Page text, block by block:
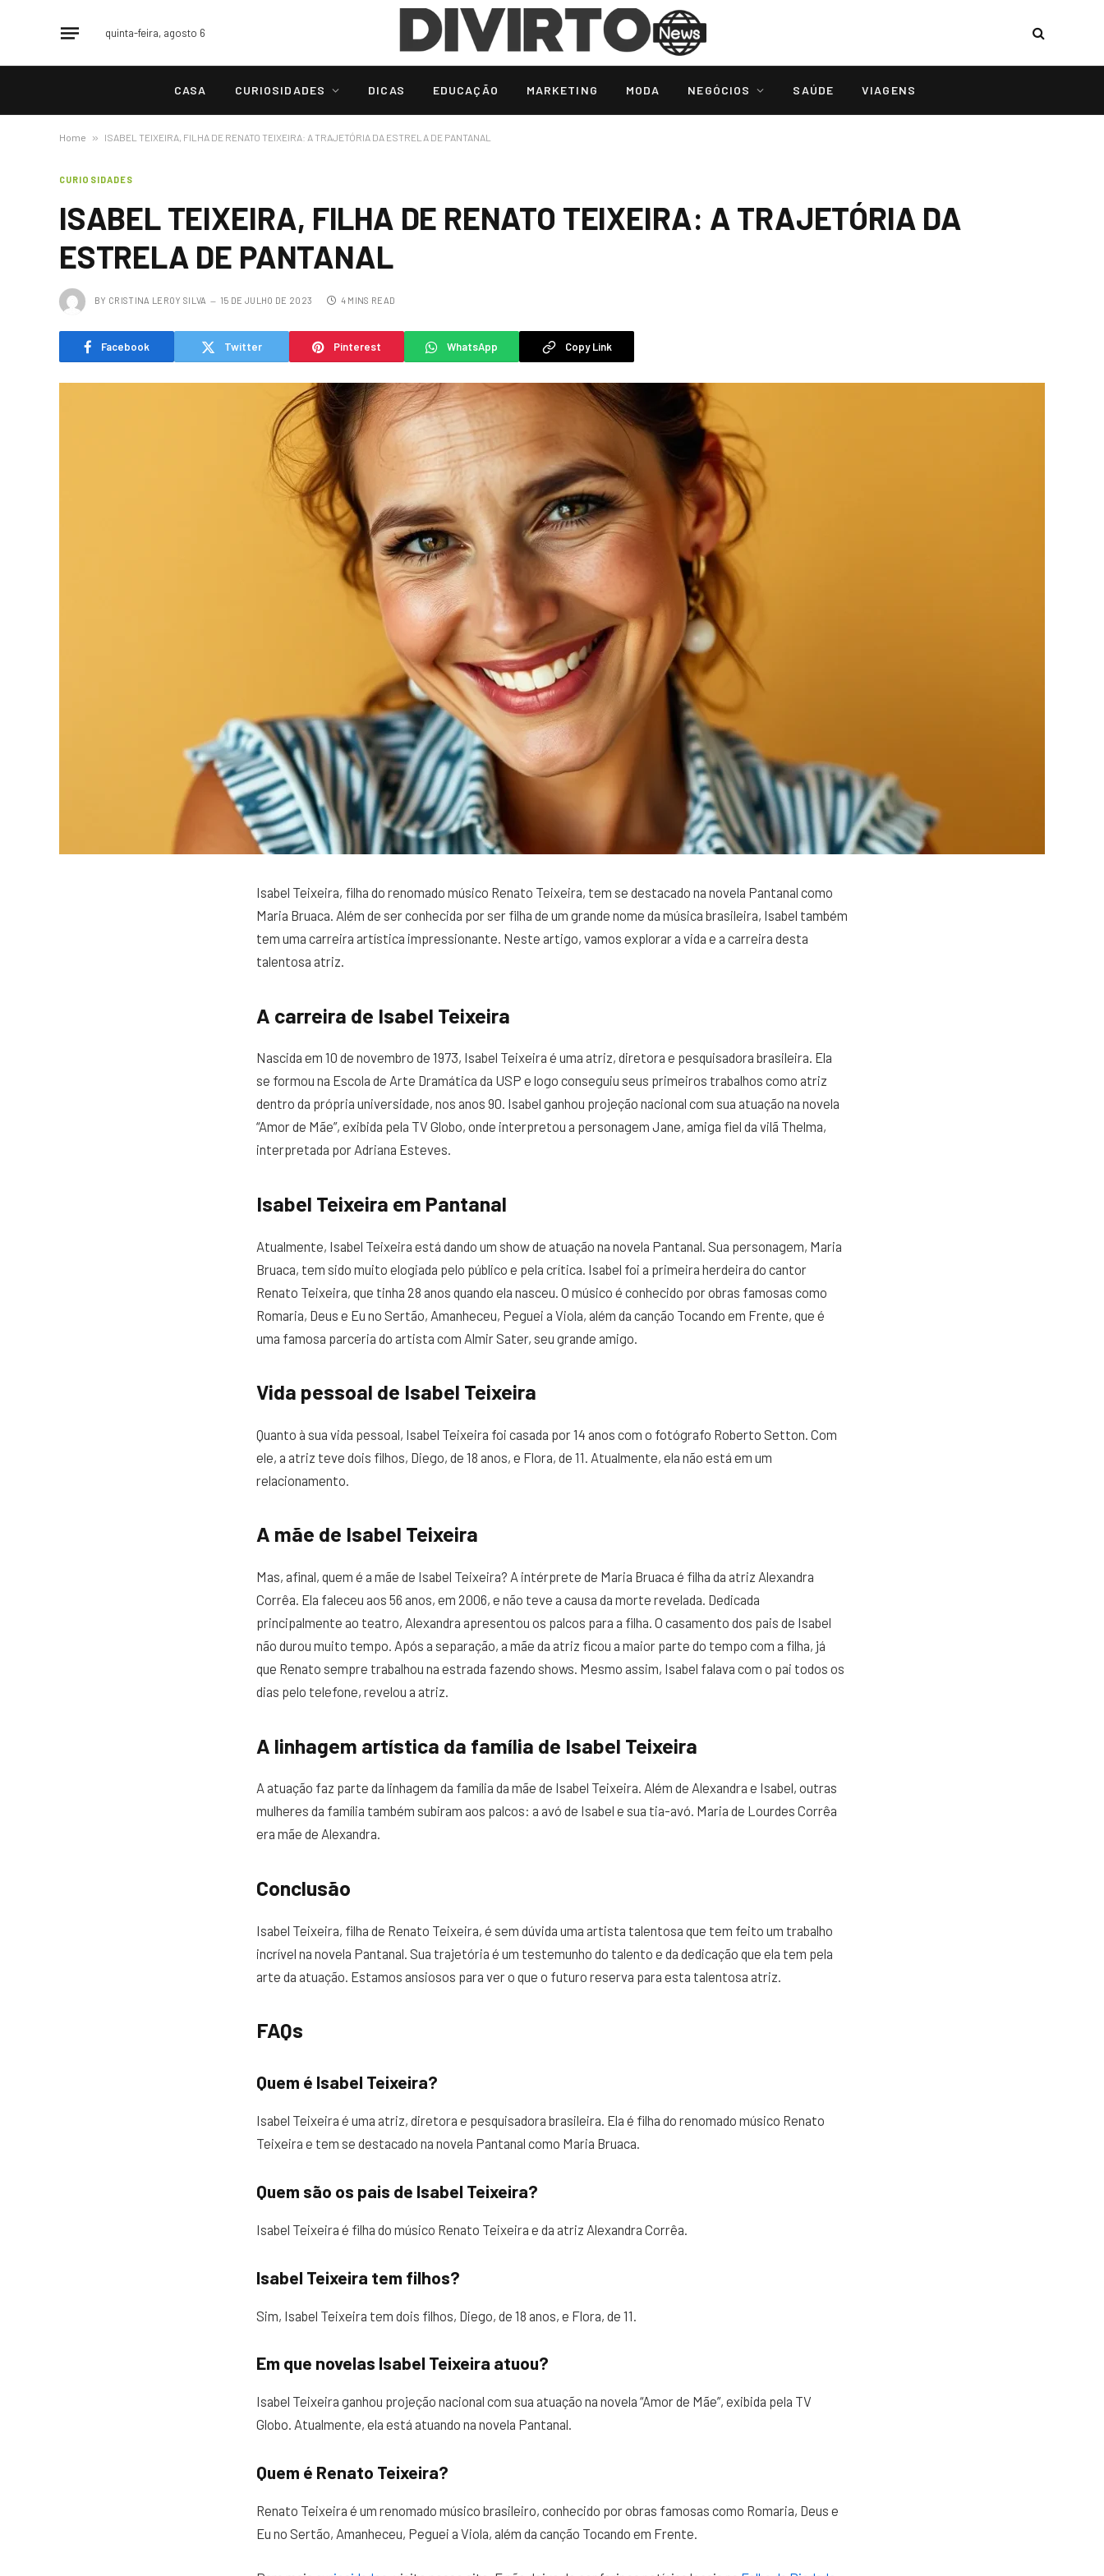
quinta-feira, agosto 6
CASA CURIOSIDADES DICAS EDUCAÇÃO MARKETING MODA NEGÓCIOS SAÚDE VIAGENS
Home » ISABEL TEIXEIRA, FILHA DE RENATO TEIXEIRA: A TRAJETÓRIA DA ESTRELA DE PANTANAL
CURIOSIDADES
ISABEL TEIXEIRA, FILHA DE RENATO TEIXEIRA: A TRAJETÓRIA DA
ESTRELA DE PANTANAL
BY CRISTINA LEROY SILVA 15 DE JULHO DE 2023 4 MINS READ
Facebook Twitter Pinterest WhatsApp Copy Link
Isabel Teixeira, filha do renomado músico Renato Teixeira, tem se destacado na novela Pantanal como
Maria Bruaca. Além de ser conhecida por ser filha de um grande nome da música brasileira, Isabel também
tem uma carreira artística impressionante. Neste artigo, vamos explorar a vida e a carreira desta
talentosa atriz.
A carreira de Isabel Teixeira
Nascida em 10 de novembro de 1973, Isabel Teixeira é uma atriz, diretora e pesquisadora brasileira. Ela
se formou na Escola de Arte Dramática da USP e logo conseguiu seus primeiros trabalhos como atriz
dentro da própria universidade, nos anos 90. Isabel ganhou projeção nacional com sua atuação na novela
“Amor de Mãe”, exibida pela TV Globo, onde interpretou a personagem Jane, amiga fiel da vilã Thelma,
interpretada por Adriana Esteves.
Isabel Teixeira em Pantanal
Atualmente, Isabel Teixeira está dando um show de atuação na novela Pantanal. Sua personagem, Maria
Bruaca, tem sido muito elogiada pelo público e pela crítica. Isabel foi a primeira herdeira do cantor
Renato Teixeira, que tinha 28 anos quando ela nasceu. O músico é conhecido por obras famosas como
Romaria, Deus e Eu no Sertão, Amanheceu, Peguei a Viola, além da canção Tocando em Frente, que é
uma famosa parceria do artista com Almir Sater, seu grande amigo.
Vida pessoal de Isabel Teixeira
Quanto à sua vida pessoal, Isabel Teixeira foi casada por 14 anos com o fotógrafo Roberto Setton. Com
ele, a atriz teve dois filhos, Diego, de 18 anos, e Flora, de 11. Atualmente, ela não está em um
relacionamento.
A mãe de Isabel Teixeira
Mas, afinal, quem é a mãe de Isabel Teixeira? A intérprete de Maria Bruaca é filha da atriz Alexandra
Corrêa. Ela faleceu aos 56 anos, em 2006, e não teve a causa da morte revelada. Dedicada
principalmente ao teatro, Alexandra apresentou os palcos para a filha. O casamento dos pais de Isabel
não durou muito tempo. Após a separação, a mãe da atriz ficou a maior parte do tempo com a filha, já
que Renato sempre trabalhou na estrada fazendo shows. Mesmo assim, Isabel falava com o pai todos os
dias pelo telefone, revelou a atriz.
A linhagem artística da família de Isabel Teixeira
A atuação faz parte da linhagem da família da mãe de Isabel Teixeira. Além de Alexandra e Isabel, outras
mulheres da família também subiram aos palcos: a avó de Isabel e sua tia-avó. Maria de Lourdes Corrêa
era mãe de Alexandra.
Conclusão
Isabel Teixeira, filha de Renato Teixeira, é sem dúvida uma artista talentosa que tem feito um trabalho
incrível na novela Pantanal. Sua trajetória é um testemunho do talento e da dedicação que ela tem pela
arte da atuação. Estamos ansiosos para ver o que o futuro reserva para esta talentosa atriz.
FAQs
Quem é Isabel Teixeira?
Isabel Teixeira é uma atriz, diretora e pesquisadora brasileira. Ela é filha do renomado músico Renato
Teixeira e tem se destacado na novela Pantanal como Maria Bruaca.
Quem são os pais de Isabel Teixeira?
Isabel Teixeira é filha do músico Renato Teixeira e da atriz Alexandra Corrêa.
Isabel Teixeira tem filhos?
Sim, Isabel Teixeira tem dois filhos, Diego, de 18 anos, e Flora, de 11.
Em que novelas Isabel Teixeira atuou?
Isabel Teixeira ganhou projeção nacional com sua atuação na novela “Amor de Mãe”, exibida pela TV
Globo. Atualmente, ela está atuando na novela Pantanal.
Quem é Renato Teixeira?
Renato Teixeira é um renomado músico brasileiro, conhecido por obras famosas como Romaria, Deus e
Eu no Sertão, Amanheceu, Peguei a Viola, além da canção Tocando em Frente.